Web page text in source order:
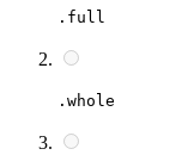
.full
.whole